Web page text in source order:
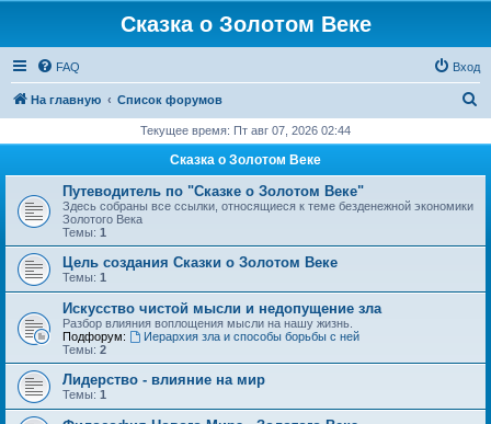
Сказка о Золотом Веке
FAQ Вход
На главную Список форумов
с
Текущее время: Пт авг 07, 2026 02:44
Сказка о Золотом Веке
Путеводитель по "Сказке о Золотом Веке"
Здесь собраны все ссылки, относящиеся к теме безденежной экономики
Золотого Века
Темы: 1
Цель создания Сказки о Золотом Веке
Темы: 1
Искусство чистой мысли и недопущение зла
Разбор влияния воплощения мысли на нашу жизнь.
Подфорум:
Иерархия зла и способы борьбы с ней
Темы: 2
Лидерство - влияние на мир
Темы: 1